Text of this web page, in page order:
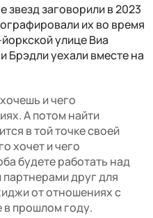
заговорили в 2023
их во время
улице Виа
Брэдли уехали вместе на
и чего
А потом найти
в той точке своей
хочет и чего
будете работать над
друг для
от отношениях с
в прошлом году.